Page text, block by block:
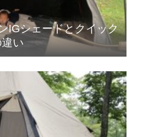
IGシェードとクイック
い